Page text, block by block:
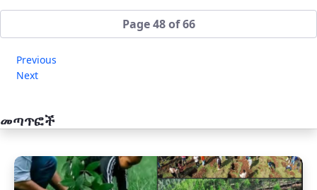
Page 48 of 66
Previous
Next
መጣጥፎች
አዲስ